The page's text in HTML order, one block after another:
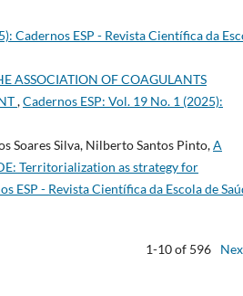
Cadernos ESP - Revista Cientí­fica da
ASSOCIATION OF COAGULANTS
,Cadernos ESP: Vol. 19 No. 1 (2025):
Soares Silva, Nilberto Santos Pinto,A
Territorialization as strategy for
ESP - Revista Cientí­fica da Escola de
1-10 of 596